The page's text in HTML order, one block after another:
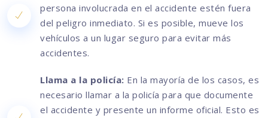
persona involucrada en el accidente estén fuera
del peligro inmediato. Si es posible, mueve los
vehículos a un lugar seguro para evitar más
accidentes.
Llama a la policía: En la mayoría de los casos, es
necesario llamar a la policía para que documente
el accidente y presente un informe oficial. Esto es